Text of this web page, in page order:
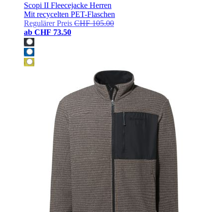
Scopi II Fleecejacke Herren
Mit recycelten PET-Flaschen
Regulärer Preis CHF 105.00
ab CHF 73.50